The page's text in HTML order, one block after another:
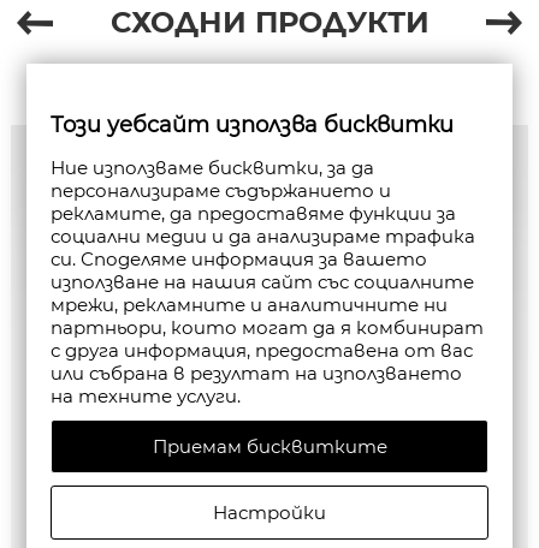
СХОДНИ ПРОДУКТИ
Този уебсайт използва бисквитки
Ние използваме бисквитки, за да
персонализираме съдържанието и
рекламите, да предоставяме функции за
социални медии и да анализираме трафика
си. Споделяме информация за вашето
използване на нашия сайт със социалните
мрежи, рекламните и аналитичните ни
партньори, които могат да я комбинират
с друга информация, предоставена от вас
или събрана в резултат на използването
на техните услуги.
Приемам бисквитките
Настройки